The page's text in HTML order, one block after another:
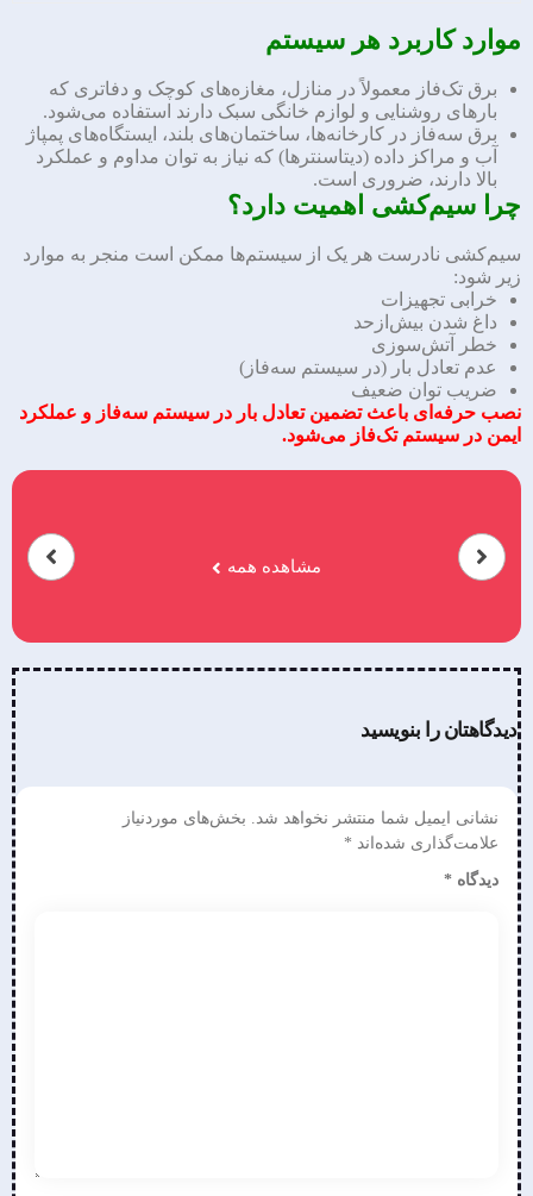
موارد کاربرد هر سیستم
برق تک‌فاز معمولاً در منازل، مغازه‌های کوچک و دفاتری که
بارهای روشنایی و لوازم خانگی سبک دارند استفاده می‌شود.
برق سه‌فاز در کارخانه‌ها، ساختمان‌های بلند، ایستگاه‌های پمپاژ
آب و مراکز داده (دیتاسنترها) که نیاز به توان مداوم و عملکرد
بالا دارند، ضروری است.
چرا سیم‌کشی اهمیت دارد؟
سیم‌کشی نادرست هر یک از سیستم‌ها ممکن است منجر به موارد
زیر شود:
خرابی تجهیزات
داغ شدن بیش‌ازحد
خطر آتش‌سوزی
عدم تعادل بار (در سیستم سه‌فاز)
ضریب توان ضعیف
نصب حرفه‌ای باعث تضمین تعادل بار در سیستم سه‌فاز و عملکرد
ایمن در سیستم تک‌فاز می‌شود.
مشاهده همه
دیدگاهتان را بنویسید
نشانی ایمیل شما منتشر نخواهد شد. بخش‌های موردنیاز
علامت‌گذاری شده‌اند *
دیدگاه *